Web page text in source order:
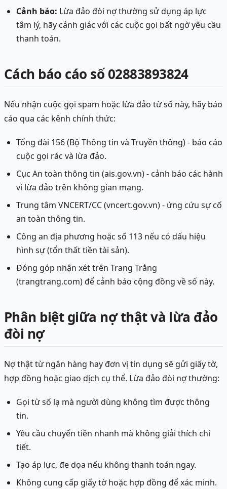
Cảnh báo: Lừa đảo đòi nợ thường sử dụng áp lực
tâm lý, hãy cảnh giác với các cuộc gọi bất ngờ yêu cầu
thanh toán.
Cách báo cáo số 02883893824
Nếu nhận cuộc gọi spam hoặc lừa đảo từ số này, hãy báo
cáo qua các kênh chính thức:
Tổng đài 156 (Bộ Thông tin và Truyền thông) - báo cáo
cuộc gọi rác và lừa đảo.
Cục An toàn thông tin (ais.gov.vn) - cảnh báo các hành
vi lừa đảo trên không gian mạng.
Trung tâm VNCERT/CC (vncert.gov.vn) - ứng cứu sự cố
an toàn thông tin.
Công an địa phương hoặc số 113 nếu có dấu hiệu
hình sự (tổn thất tiền tài sản).
Đóng góp nhận xét trên Trang Trắng
(trangtrang.com) để cảnh báo cộng đồng về số này.
Phân biệt giữa nợ thật và lừa đảo
đòi nợ
Nợ thật từ ngân hàng hay đơn vị tín dụng sẽ gửi giấy tờ,
hợp đồng hoặc giao dịch cụ thể. Lừa đảo đòi nợ thường:
Gọi từ số lạ mà người dùng không tìm được thông
tin.
Yêu cầu chuyển tiền nhanh mà không giải thích chi
tiết.
Tạo áp lực, đe dọa nếu không thanh toán ngay.
Không cung cấp giấy tờ hoặc hợp đồng để xác minh.